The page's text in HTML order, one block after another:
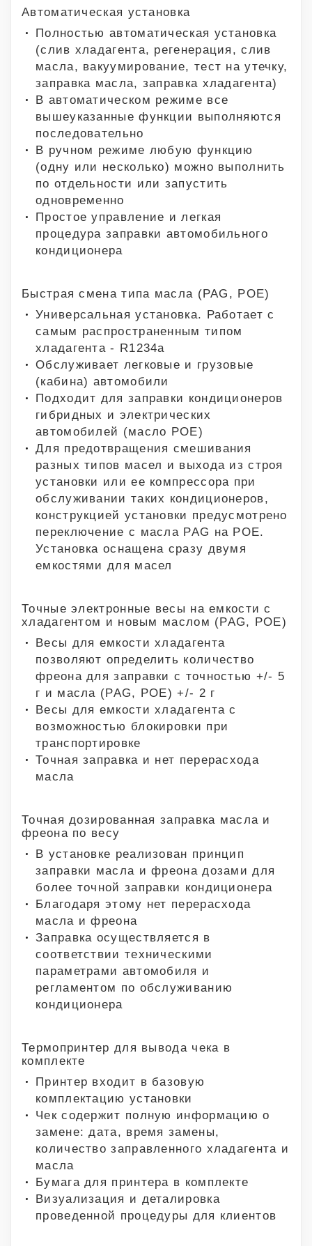
Автоматическая установка
Полностью автоматическая установка
(слив хладагента, регенерация, слив
масла, вакуумирование, тест на утечку,
заправка масла, заправка хладагента)
В автоматическом режиме все
вышеуказанные функции выполняются
последовательно
В ручном режиме любую функцию
(одну или несколько) можно выполнить
по отдельности или запустить
одновременно
Простое управление и легкая
процедура заправки автомобильного
кондиционера
Быстрая смена типа масла (PAG, POE)
Универсальная установка. Работает с
самым распространенным типом
хладагента - R1234a
Обслуживает легковые и грузовые
(кабина) автомобили
Подходит для заправки кондиционеров
гибридных и электрических
автомобилей (масло POE)
Для предотвращения смешивания
разных типов масел и выхода из строя
установки или ее компрессора при
обслуживании таких кондиционеров,
конструкцией установки предусмотрено
переключение с масла PAG на POE.
Установка оснащена сразу двумя
емкостями для масел
Точные электронные весы на емкости с
хладагентом и новым маслом (PAG, POE)
Весы для емкости хладагента
позволяют определить количество
фреона для заправки с точностью +/- 5
г и масла (PAG, POE) +/- 2 г
Весы для емкости хладагента с
возможностью блокировки при
транспортировке
Точная заправка и нет перерасхода
масла
Точная дозированная заправка масла и
фреона по весу
В установке реализован принцип
заправки масла и фреона дозами для
более точной заправки кондиционера
Благодаря этому нет перерасхода
масла и фреона
Заправка осуществляется в
соответствии техническими
параметрами автомобиля и
регламентом по обслуживанию
кондиционера
Термопринтер для вывода чека в
комплекте
Принтер входит в базовую
комплектацию установки
Чек содержит полную информацию о
замене: дата, время замены,
количество заправленного хладагента и
масла
Бумага для принтера в комплекте
Визуализация и деталировка
проведенной процедуры для клиентов